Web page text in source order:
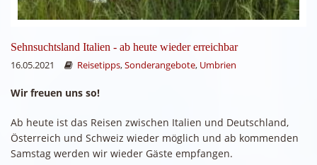
Sehnsuchtsland Italien - ab heute wieder erreichbar
16.05.2021
Reisetipps,Sonderangebote, Umbrien
Wir freuen uns so!
Ab heute ist das Reisen zwischen Italien und Deutschland,
Österreich und Schweiz wieder möglich und ab kommenden
Samstag werden wir wieder Gäste empfangen.